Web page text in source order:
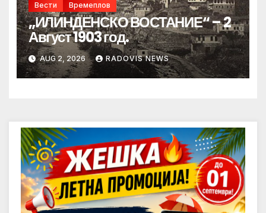
Вести Времеплов
„ИЛИНДЕНСКО ВОСТАНИЕ“ – 2
Август 1903 год.
AUG 2, 2026 RADOVIS NEWS